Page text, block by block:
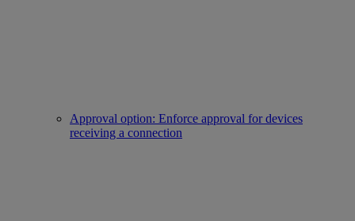
Approval option: Enforce approval for devices
receiving a connection